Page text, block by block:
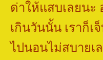
ด่าให้แสบเลยนะ
เกินวันนั้น เราก็
ไปนอนไม่สบายเ